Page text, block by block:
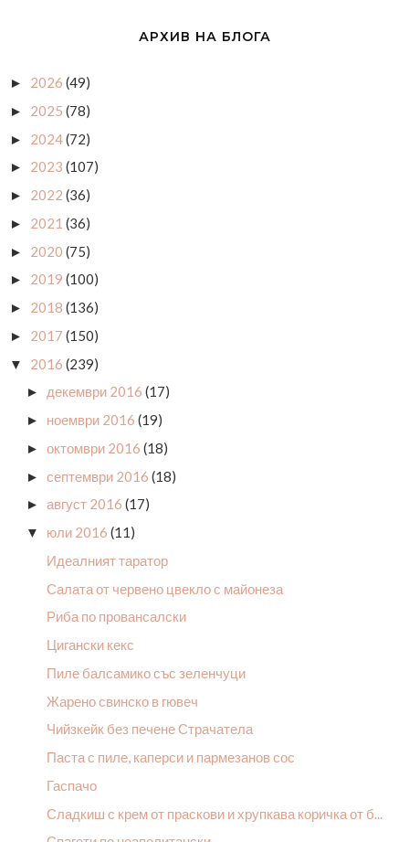
АРХИВ НА БЛОГА
► 2026 (49)
► 2025 (78)
► 2024(72)
► 2023 (107)
► 2022 (36)
► 2021 (36)
► 2020 (75)
► 2019 (100)
► 2018 (136)
► 2017 (150)
▼ 2016 (239)
► декември 2016 (17)
► ноември 2016 (19)
► октомври 2016 (18)
► септември 2016 (18)
► август 2016 (17)
▼ юли 2016 (11)
Идеалният таратор
Салата от червено цвекло с майонеза
Риба по провансалски
Цигански кекс
Пиле балсамико със зеленчуци
Жарено свинско в гювеч
Чийзкейк без печене Страчатела
Паста с пиле, каперси и пармезанов сос
Гаспачо
Сладкиш с крем от праскови и хрупкава коричка от б...